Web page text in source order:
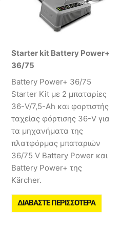
Starter kit Battery Power+
36/75
Battery Power+ 36/75
Starter Kit με 2 μπαταρίες
36-V/7,5-Ah και φορτιστής
ταχείας φόρτισης 36-V για
τα μηχανήματα της
πλατφόρμας μπαταριών
36/75 V Battery Power και
Battery Power+ της
Kärcher.
ΔΙΑΒΆΣΤΕ ΠΕΡΙΣΣΌΤΕΡΑ